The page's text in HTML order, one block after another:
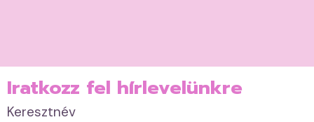
Iratkozz fel hírlevelünkre
Keresztnév